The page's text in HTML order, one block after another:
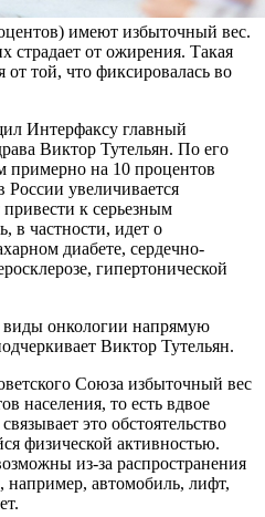
имеют избыточный вес.
страдает от ожирения. Такая
от той, что фиксировалась во
Интерфаксу главный
Виктор Тутельян. По его
на 10 процентов
увеличивается
к серьезным
в частности, идет о
диабете, сердечно-
гипертонической
онкологии напрямую
Виктор Тутельян.
Союза избыточный вес
населения, то есть вдвое
это обстоятельство
физической активностью.
из-за распространения
например, автомобиль, лифт,